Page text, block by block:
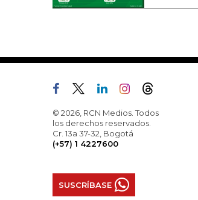
© 2026, RCN Medios. Todos
los derechos reservados.
Cr. 13a 37-32, Bogotá
(+57) 1 4227600
SUSCRÍBASE